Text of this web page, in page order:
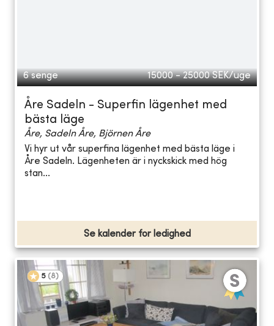
6 senge 15000 - 25000 SEK/uge
Åre Sadeln - Superfin lägenhet med
bästa läge
Åre, Sadeln Åre, Björnen Åre
Vi hyr ut vår superfina lägenhet med bästa läge i
Åre Sadeln. Lägenheten är i nyckskick med hög
stan...
Se kalender for ledighed
5 (8)